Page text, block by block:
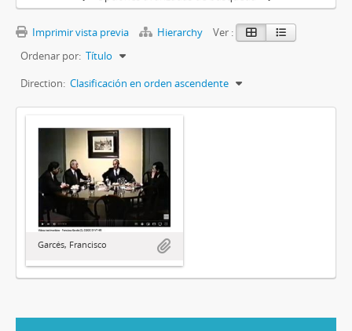
Imprimir vista previa Hierarchy
Ver :
Ordenar por: Título
Direction: Clasificación en orden ascendente
Garcés, Francisco